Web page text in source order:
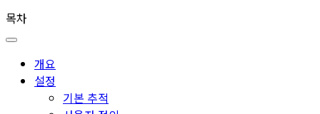
목차
개요
설정
기본 추적